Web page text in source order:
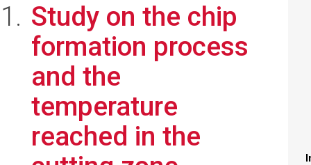
Study on the chip
formation process
and the
temperature
reached in the